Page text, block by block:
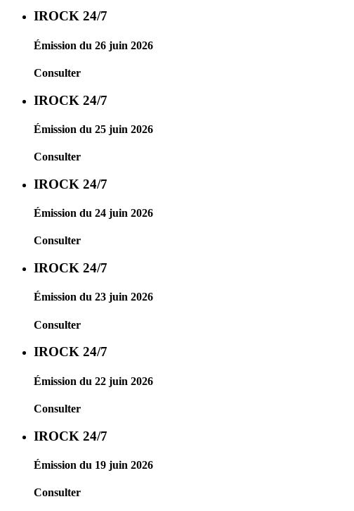
IROCK 24/7
Émission du 26 juin 2026
Consulter
IROCK 24/7
Émission du 25 juin 2026
Consulter
IROCK 24/7
Émission du 24 juin 2026
Consulter
IROCK 24/7
Émission du 23 juin 2026
Consulter
IROCK 24/7
Émission du 22 juin 2026
Consulter
IROCK 24/7
Émission du 19 juin 2026
Consulter